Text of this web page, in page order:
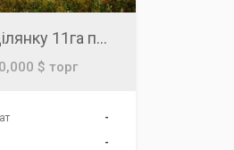
Продам ділянку 11га під будівництво, с.Березівка, біля соснового лісу, Житомирська траса Е-40, Київ 19км
$ торг
-
-